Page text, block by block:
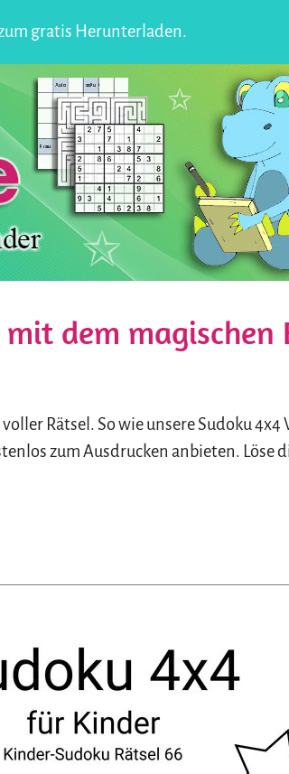
gratis Herunterladen.
dem magischen
Rätsel. So wie unsere Sudoku 4x4
zum Ausdrucken anbieten. Löse